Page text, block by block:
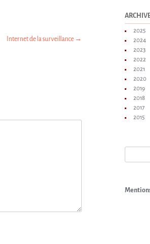
Internet de la surveillance →
2025
2024
2023
2022
2021
2020
2019
2018
2017
2015